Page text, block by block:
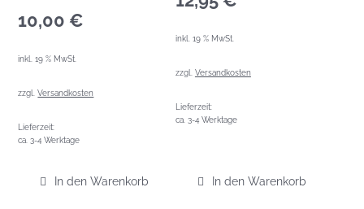
10,00 €
inkl. 19 % MwSt.
zzgl.Versandkosten
Lieferzeit:
ca. 3-4 Werktage
In den Warenkorb
inkl. 19 % MwSt.
zzgl. Versandkosten
Lieferzeit:
ca. 3-4 Werktage
In den Warenkorb